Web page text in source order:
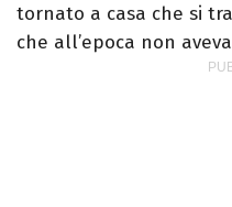
tornato a casa che si
che all’epoca non